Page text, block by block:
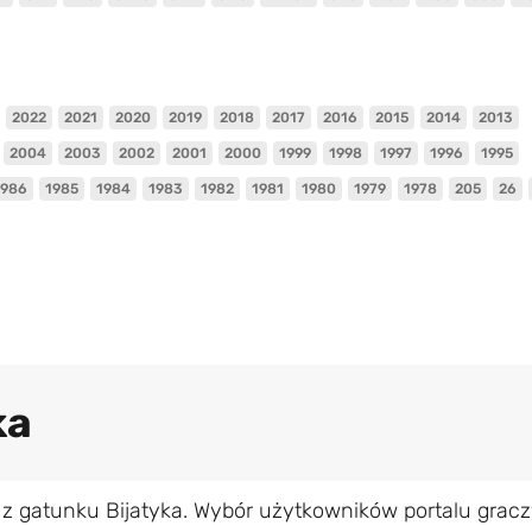
2022 2021 2020 2019 2018 2017 2016 2015 2014 2013
2004 2003 2002 2001 2000 1999 1998 1997 1996 1995
1985 1984 1983 1982 1981 1980 1979 1978 205 26
gatunku Bijatyka. Wybór użytkowników portalu